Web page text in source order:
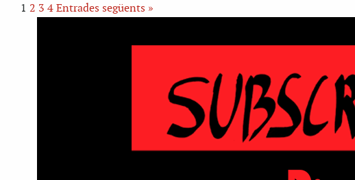
1 2 3 4 Entrades següents »